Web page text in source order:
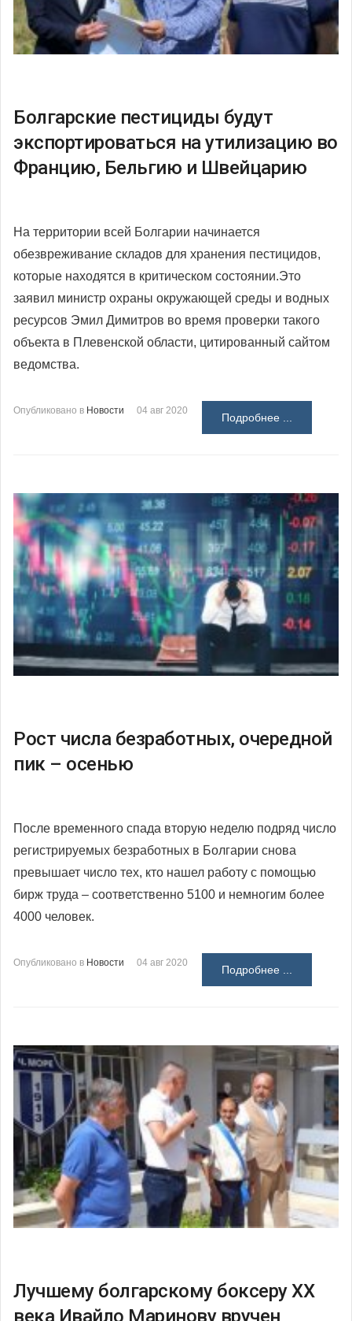
Болгарские пестициды будут
экспортироваться на утилизацию во
Францию, Бельгию и Швейцарию
На территории всей Болгарии начинается
обезвреживание складов для хранения пестицидов,
которые находятся в критическом состоянии.Это
заявил министр охраны окружающей среды и водных
ресурсов Эмил Димитров во время проверки такого
объекта в Плевенской области, цитированный сайтом
ведомства.
Опубликовано в Новости 04 авг 2020
Подробнее ...
Рост числа безработных, очередной
пик – осенью
После временного спада вторую неделю подряд число
регистрируемых безработных в Болгарии снова
превышает число тех, кто нашел работу с помощью
бирж труда – соответственно 5100 и немногим более
4000 человек.
Опубликовано в Новости 04 авг 2020
Подробнее ...
Лучшему болгарскому боксеру ХХ
века Ивайло Маринову вручен